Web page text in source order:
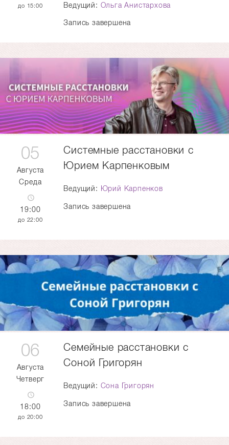
15:00 Ведущий: Ольга Анистархова
Запись завершена
05
Августа
Среда
19:00
22:00
Системные расстановки с
Юрием Карпенковым
Ведущий: Юрий Карпенков
Запись завершена
06
Августа
Четверг
18:00
20:00
Семейные расстановки с
Соной Григорян
Ведущий: Сона Григорян
Запись завершена